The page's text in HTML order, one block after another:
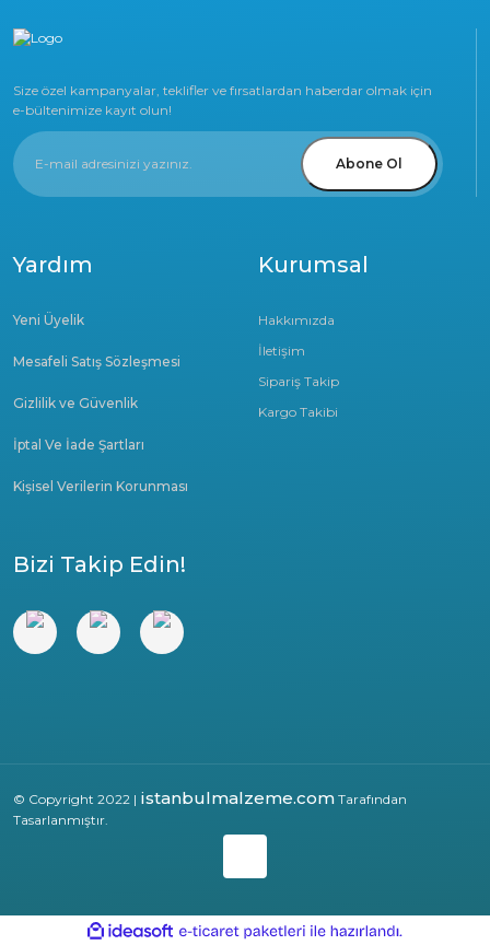
Size özel kampanyalar, teklifler ve fırsatlardan haberdar olmak için
e-bültenimize kayıt olun!
Abone Ol
Kurumsal
Hakkımızda
İletişim
Sipariş Takip
Kargo Takibi
Yardım
Yeni Üyelik
Mesafeli Satış Sözleşmesi
Gizlilik ve Güvenlik
İptal Ve İade Şartları
Kişisel Verilerin Korunması
Bizi Takip Edin!
© Copyright 2022 | istanbulmalzeme.com Tarafından
Tasarlanmıştır.
ideasoft
e-